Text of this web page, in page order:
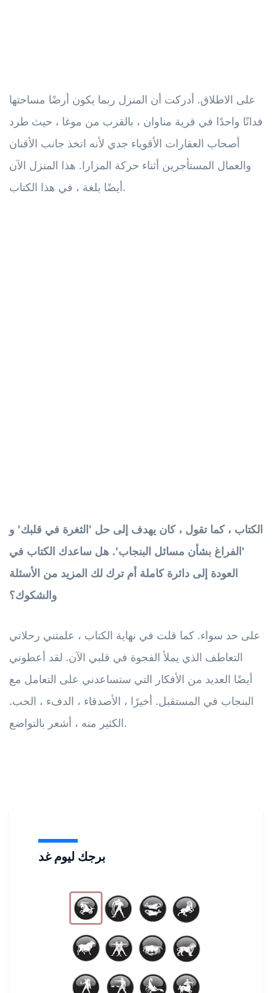
برجك ليوم غد
على الاطلاق. أدركت أن المنزل ربما يكون أرضًا مساحتها
فدانًا واحدًا في قرية مناوان ، بالقرب من موغا ، حيث طرد
أصحاب العقارات الأقوياء جدي لأنه اتخذ جانب الأقنان
والعمال المستأجرين أثناء حركة المزارا. هذا المنزل الآن
أيضًا بلغة ، في هذا الكتاب.
الكتاب ، كما تقول ، كان يهدف إلى حل 'الثغرة في قلبك' و
'الفراغ بشأن مسائل البنجاب'. هل ساعدك الكتاب في
العودة إلى دائرة كاملة أم ترك لك المزيد من الأسئلة
والشكوك؟
على حد سواء. كما قلت في نهاية الكتاب ، علمتني رحلاتي
التعاطف الذي يملأ الفجوة في قلبي الآن. لقد أعطوني
أيضًا العديد من الأفكار التي ستساعدني على التعامل مع
البنجاب في المستقبل. أخيرًا ، الأصدقاء ، الدفء ، الحب.
الكثير منه ، أشعر بالتواضع.